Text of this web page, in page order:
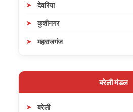
देवरिया
कुशीनगर
महराजगंज
बरेली मंडल
बरेली